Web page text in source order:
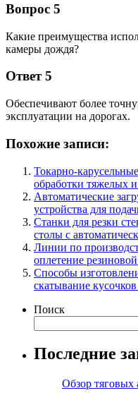
Вопрос 5
Какие преимущества
камеры дождя?
Ответ 5
Обеспечивают более
эксплуатации на дорогах.
Похожие записи:
Токарно-
обработки тяжелых
Автоматические
устройства для
Станки для резки
столы с
Линии по
оплетение
Способы
скатывание
Поиск
Последние
Обзор тяговых